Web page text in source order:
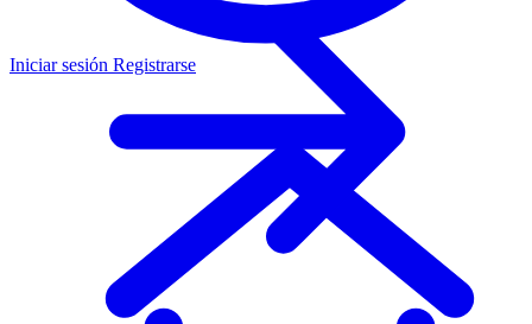
Iniciar sesión Registrarse